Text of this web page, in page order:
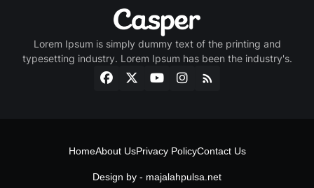
Lorem Ipsum is simply dummy text of the printing and
typesetting industry. Lorem Ipsum has been the industry's.
Design by - majalahpulsa.net
HomeAbout UsPrivacy PolicyContact Us